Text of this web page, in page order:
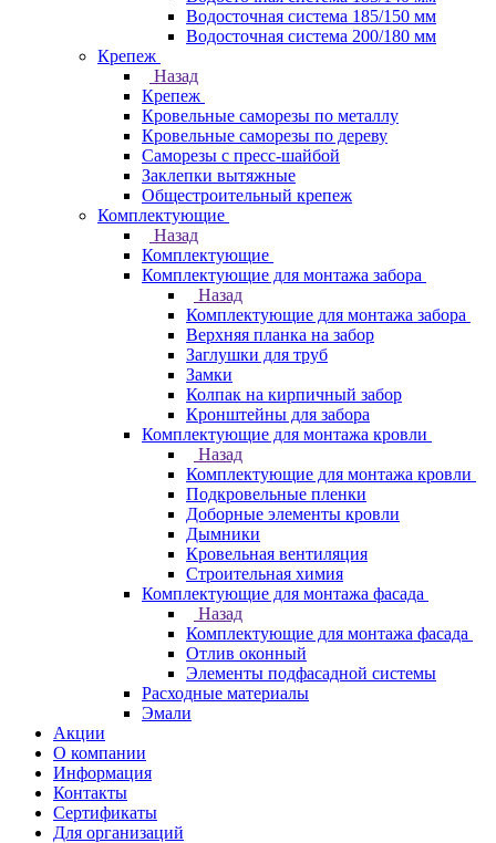
Водосточная система 185/150 мм
Водосточная система 200/180 мм
Крепеж
Назад
Крепеж
Кровельные саморезы по металлу
Кровельные саморезы по дереву
Саморезы с пресс-шайбой
Заклепки вытяжные
Общестроительный крепеж
Комплектующие
Назад
Комплектующие
Комплектующие для монтажа забора
Назад
Комплектующие для монтажа забора
Верхняя планка на забор
Заглушки для труб
Замки
Колпак на кирпичный забор
Кронштейны для забора
Комплектующие для монтажа кровли
Назад
Комплектующие для монтажа кровли
Подкровельные пленки
Доборные элементы кровли
Дымники
Кровельная вентиляция
Строительная химия
Комплектующие для монтажа фасада
Назад
Комплектующие для монтажа фасада
Отлив оконный
Элементы подфасадной системы
Расходные материалы
Эмали
Акции
О компании
Информация
Контакты
Сертификаты
Для организаций